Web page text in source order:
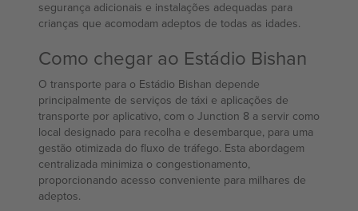
segurança adicionais e instalações adequadas para
crianças que acomodam adeptos de todas as idades.
Como chegar ao Estádio Bishan
O transporte para o Estádio Bishan depende
principalmente de serviços de táxi e aplicações de
transporte por aplicativo, com o Junction 8 a servir como
local designado para recolha e desembarque, para uma
gestão otimizada do fluxo de tráfego. Esta abordagem
centralizada minimiza o congestionamento,
proporcionando acesso conveniente para milhares de
adeptos.